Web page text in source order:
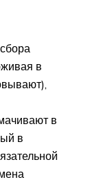
в
в
в